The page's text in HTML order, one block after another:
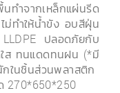
ำจากเหล็กแผ่นรีด
ม่ทำให้น้ำขัง อบสีฝุ่น
ปลอดภัยกับ
ส ทนแดดทนฝน (*มี
กในชิ้นส่วนพลาสติก
270*650*250